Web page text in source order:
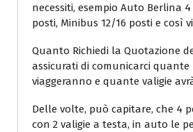
necessiti, esempio Auto Berlina
posti, Minibus 12/16 posti e così
Quanto Richiedi la Quotazione
assicurati di comunicarci quante
viaggeranno e quante valigie
Delle volte, può capitare, che 4
con 2 valigie a testa, in auto le